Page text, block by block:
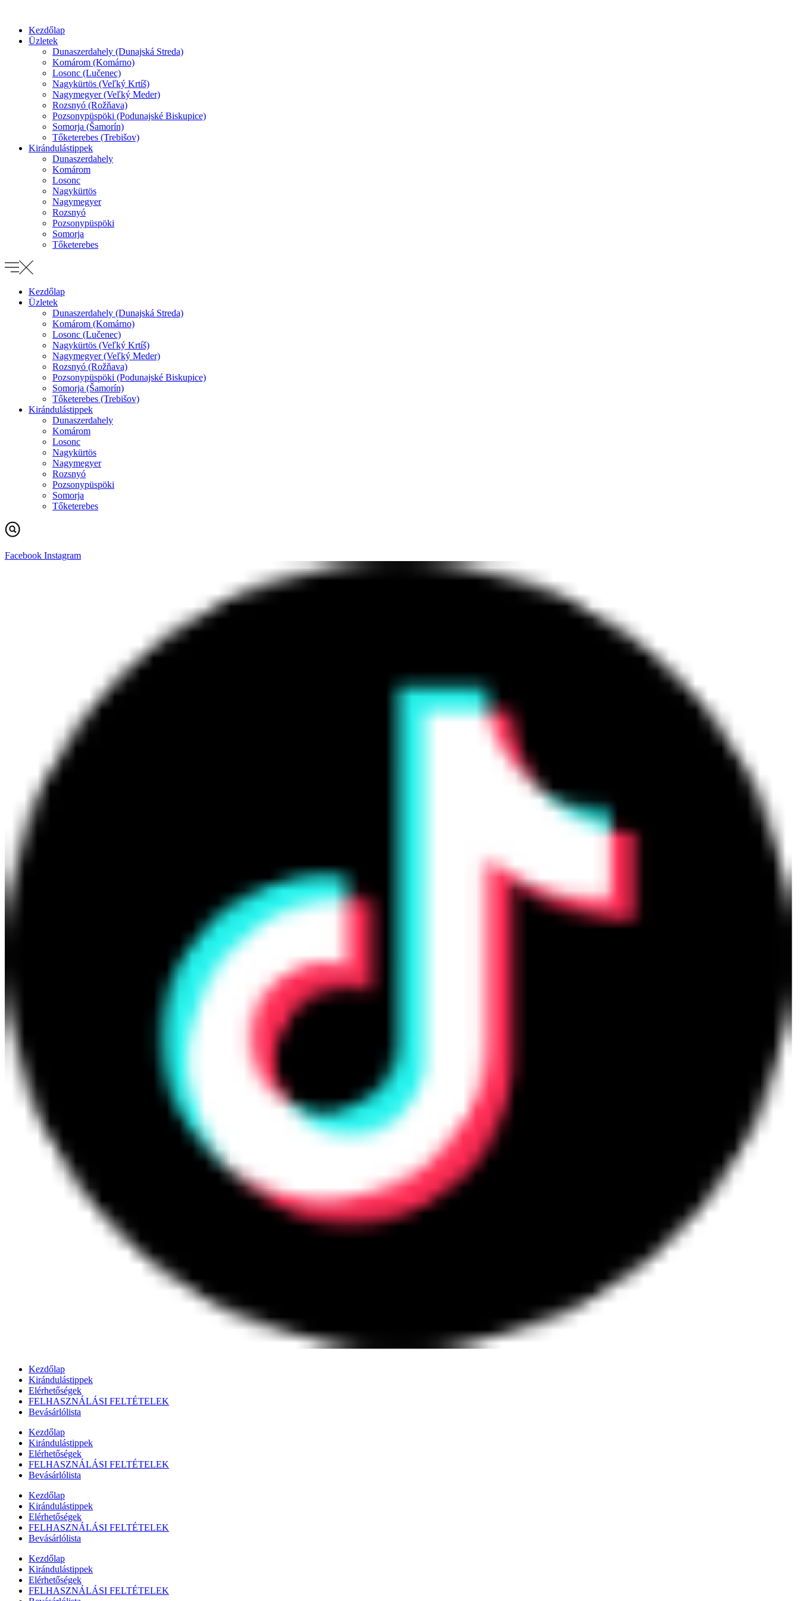
obsah
Kezdőlap
Üzletek
Dunaszerdahely (Dunajská Streda)
Komárom (Komárno)
Losonc (Lučenec)
Nagykürtös (Veľký Krtíš)
Nagymegyer (Veľký Meder)
Rozsnyó (Rožňava)
Pozsonypüspöki (Podunajské Biskupice)
Somorja (Šamorín)
Tőketerebes (Trebišov)
Kirándulástippek
Dunaszerdahely
Komárom
Losonc
Nagykürtös
Nagymegyer
Rozsnyó
Pozsonypüspöki
Somorja
Tőketerebes
Kezdőlap
Üzletek
Dunaszerdahely (Dunajská Streda)
Komárom (Komárno)
Losonc (Lučenec)
Nagykürtös (Veľký Krtíš)
Nagymegyer (Veľký Meder)
Rozsnyó (Rožňava)
Pozsonypüspöki (Podunajské Biskupice)
Somorja (Šamorín)
Tőketerebes (Trebišov)
Kirándulástippek
Dunaszerdahely
Komárom
Losonc
Nagykürtös
Nagymegyer
Rozsnyó
Pozsonypüspöki
Somorja
Tőketerebes
Facebook Instagram
Kezdőlap
Kirándulástippek
Elérhetőségek
FELHASZNÁLÁSI FELTÉTELEK
Bevásárlólista
Kezdőlap
Kirándulástippek
Elérhetőségek
FELHASZNÁLÁSI FELTÉTELEK
Bevásárlólista
Kezdőlap
Kirándulástippek
Elérhetőségek
FELHASZNÁLÁSI FELTÉTELEK
Bevásárlólista
Kezdőlap
Kirándulástippek
Elérhetőségek
FELHASZNÁLÁSI FELTÉTELEK